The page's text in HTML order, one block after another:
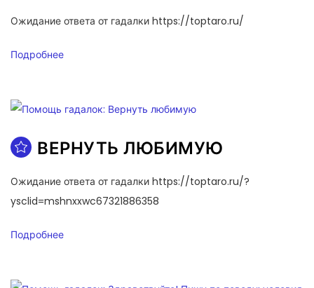
Ожидание ответа от гадалки https://toptaro.ru/
Подробнее
ВЕРНУТЬ ЛЮБИМУЮ
Ожидание ответа от гадалки https://toptaro.ru/?
ysclid=mshnxxwc67321886358
Подробнее